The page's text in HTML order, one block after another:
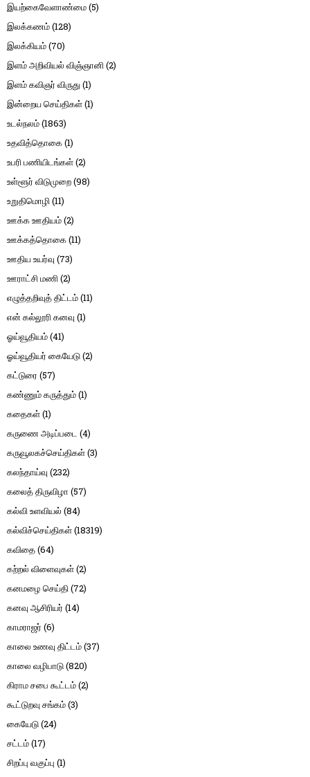
இயற்கைவேளாண்மை(5)
இலக்கணம்(128)
இலக்கியம்(70)
இளம் அறிவியல் விஞ்ஞானி(2)
இளம் கவிஞர் விருது(1)
இன்றைய செய்திகள்(1)
உடல்நலம்(1863)
உதவித்தொகை(1)
உபரி பணியிடங்கள்(2)
உள்ளூர் விடுமுறை(98)
உறுதிமொழி(11)
ஊக்க ஊதியம்(2)
ஊக்கத்தொகை(11)
ஊதிய உயர்வு (73)
ஊராட்சி மணி(2)
எழுத்தறிவுத் திட்டம்(11)
என் கல்லூரி கனவு (1)
ஓய்வூதியம்(41)
ஓய்வூதியர் கையேடு(2)
கட்டுரை (57)
கண்ணும் கருத்தும்(1)
கதைகள்(1)
கருணை அடிப்படை (4)
கருவூலகச்செய்திகள்(3)
கலந்தாய்வு (232)
கலைத் திருவிழா (57)
கல்வி உளவியல் (84)
கல்விச்செய்திகள்(18319)
கவிதை(64)
கற்றல் விளைவுகள்(2)
கனமழை செய்தி(72)
கனவு ஆசிரியர் (14)
காமராஜர் (6)
காலை உணவு திட்டம்(37)
காலை வழிபாடு(820)
கிராம சபை கூட்டம்(2)
கூட்டுறவு சங்கம்(3)
கையேடு(24)
சட்டம்(17)
சிறப்பு வகுப்பு (1)